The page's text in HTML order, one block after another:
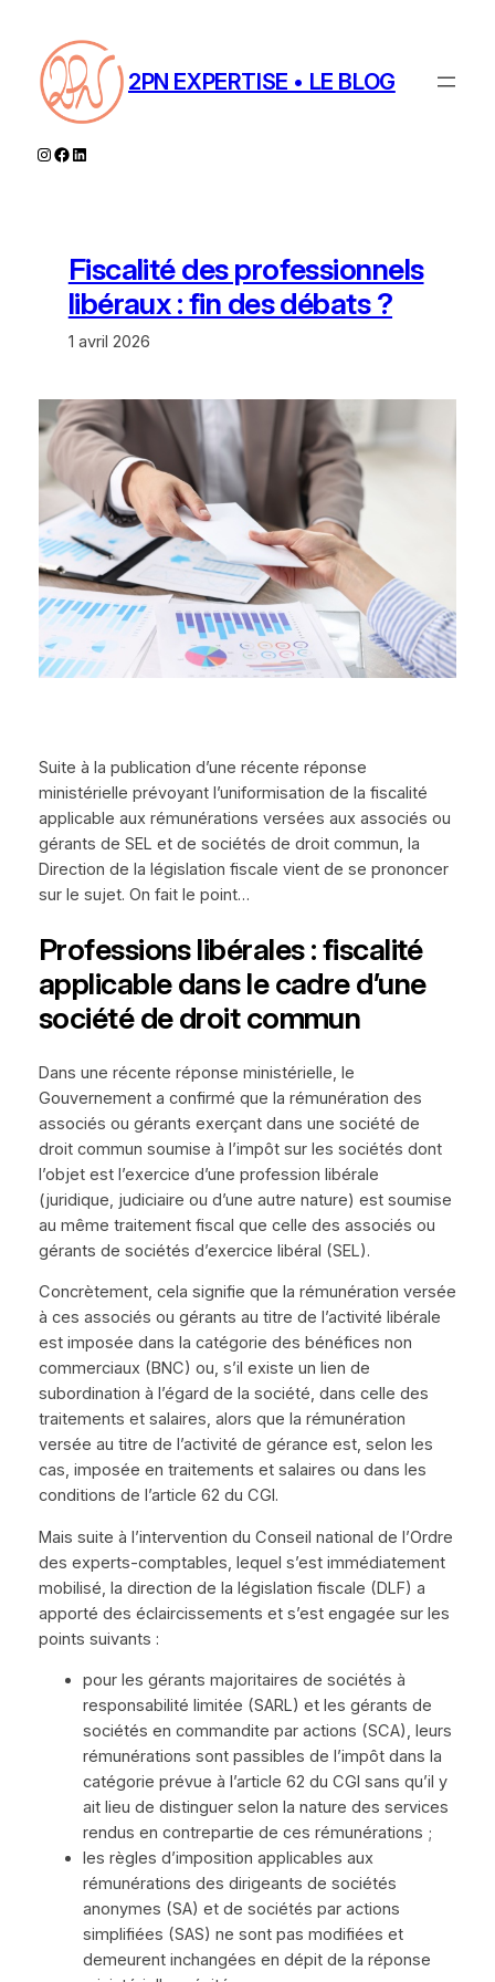
contenu
2PN EXPERTISE • LE BLOG
Instagram
Facebook
LinkedIn
Fiscalité des professionnels
libéraux : fin des débats ?
1 avril 2026
Suite à la publication d’une récente réponse
ministérielle prévoyant l’uniformisation de la fiscalité
applicable aux rémunérations versées aux associés ou
gérants de SEL et de sociétés de droit commun, la
Direction de la législation fiscale vient de se prononcer
sur le sujet. On fait le point…
Professions libérales : fiscalité
applicable dans le cadre d’une
société de droit commun
Dans une récente réponse ministérielle, le
Gouvernement a confirmé que la rémunération des
associés ou gérants exerçant dans une société de
droit commun soumise à l’impôt sur les sociétés dont
l’objet est l’exercice d’une profession libérale
(juridique, judiciaire ou d’une autre nature) est soumise
au même traitement fiscal que celle des associés ou
gérants de sociétés d’exercice libéral (SEL).
Concrètement, cela signifie que la rémunération versée
à ces associés ou gérants au titre de l’activité libérale
est imposée dans la catégorie des bénéfices non
commerciaux (BNC) ou, s’il existe un lien de
subordination à l’égard de la société, dans celle des
traitements et salaires, alors que la rémunération
versée au titre de l’activité de gérance est, selon les
cas, imposée en traitements et salaires ou dans les
conditions de l’article 62 du CGI.
Mais suite à l’intervention du Conseil national de l’Ordre
des experts-comptables, lequel s’est immédiatement
mobilisé, la direction de la législation fiscale (DLF) a
apporté des éclaircissements et s’est engagée sur les
points suivants :
pour les gérants majoritaires de sociétés à
responsabilité limitée (SARL) et les gérants de
sociétés en commandite par actions (SCA), leurs
rémunérations sont passibles de l’impôt dans la
catégorie prévue à l’article 62 du CGI sans qu’il y
ait lieu de distinguer selon la nature des services
rendus en contrepartie de ces rémunérations ;
les règles d’imposition applicables aux
rémunérations des dirigeants de sociétés
anonymes (SA) et de sociétés par actions
simplifiées (SAS) ne sont pas modifiées et
demeurent inchangées en dépit de la réponse